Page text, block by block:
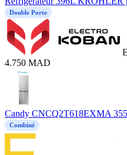
Double Porte
4.750 MAD
Candy CNCQ2T618EXMA
Combiné